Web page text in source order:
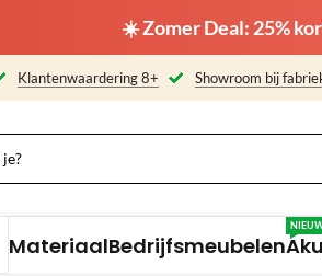
☀️ Zomer Deal: 25%
Klantenwaardering 8+ Showroom bij
MateriaalBedrijfsmeubelen